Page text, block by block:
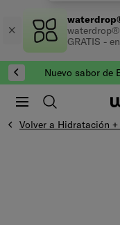
contenido
waterdrop®
GRATIS -
Nuevo sabor de
Volver a Hidratación